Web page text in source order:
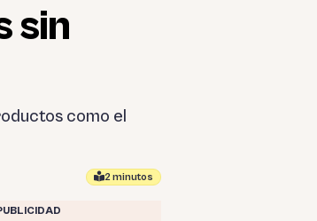
sin
como el
2 minutos